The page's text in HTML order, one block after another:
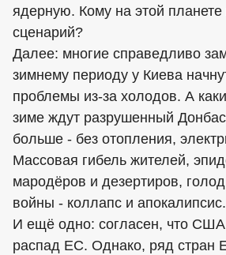
ядерную. Кому на этой планете
сценарий?
Далее: многие справедливо
зимнему периоду у Киева
проблемы из-за холодов. А
зиме ждут разрушенный
больше - без отопления,
Массовая гибель жителей,
мародёров и дезертиров,
войны - коллапс и апокалипсис.
И ещё одно: согласен, что США
распад ЕС. Однако, ряд стран